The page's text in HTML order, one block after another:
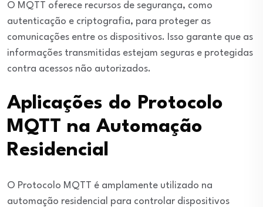
O MQTT oferece recursos de segurança, como
autenticação e criptografia, para proteger as
comunicações entre os dispositivos. Isso garante que as
informações transmitidas estejam seguras e protegidas
contra acessos não autorizados.
Aplicações do Protocolo
MQTT na Automação
Residencial
O Protocolo MQTT é amplamente utilizado na
automação residencial para controlar dispositivos